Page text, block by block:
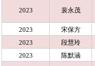
2023 裴永茂
2023
宋保方
2023
段慧玲
2023
陈默涵